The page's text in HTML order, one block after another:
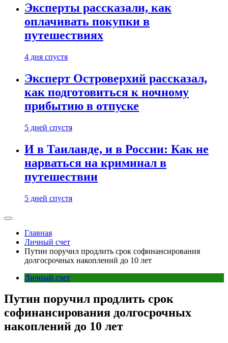
Эксперты рассказали, как
оплачивать покупки в
путешествиях
4 дня спустя
Эксперт Островерхий рассказал,
как подготовиться к ночному
прибытию в отпуске
5 дней спустя
И в Таиланде, и в России: Как не
нарваться на криминал в
путешествии
5 дней спустя
Главная
Личный счет
Путин поручил продлить срок софинансирования
долгосрочных накоплений до 10 лет
Личный счет
Путин поручил продлить срок
софинансирования долгосрочных
накоплений до 10 лет